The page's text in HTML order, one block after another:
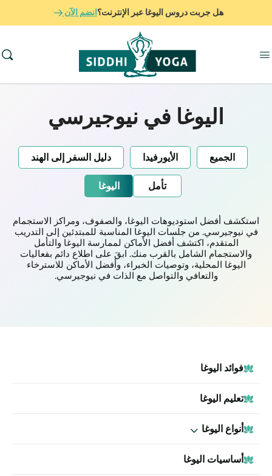
هل جربت دروس اليوغا عبر الإنترنت؟ انضم الآن
اليوغا في نيوجيرسي
الجميع الأيورفيدا دليل السفر إلى الهند
تأمل اليوغا
استكشف أفضل استوديوهات اليوغا، والصفوف، ومراكز الاستجمام
في نيوجيرسي. من جلسات اليوغا المناسبة للمبتدئين إلى التدريب
المتقدم، اكتشف أفضل الأماكن لممارسة اليوغا والتأمل
والاستجمام الشامل بالقرب منك. ابقَ على اطلاع دائم بفعاليات
اليوغا المحلية، وتوصيات الخبراء، وأفضل الأماكن للاسترخاء
والتعافي والتواصل مع الذات في نيوجيرسي.
فوائد اليوغا
تعليم اليوغا
أنواع اليوغا
أساسيات اليوغا